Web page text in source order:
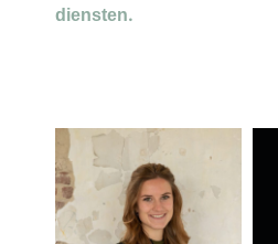
diensten.